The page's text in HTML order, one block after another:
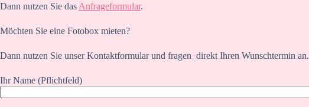
Dann nutzen Sie das Anfrageformular.
Möchten Sie eine Fotobox mieten?
Dann nutzen Sie unser Kontaktformular und fragen direkt Ihren Wunschtermin an.
Ihr Name (Pflichtfeld)